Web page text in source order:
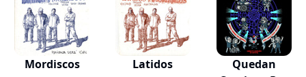
Mordiscos Latidos
Quedan